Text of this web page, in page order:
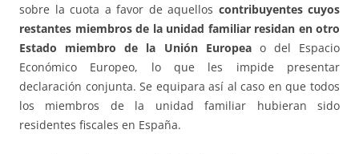
sobre la cuota a favor de aquellos contribuyentes cuyos
restantes miembros de la unidad familiar residan en otro
Estado miembro de la Unión Europeao del Espacio
Económico Europeo, lo que les impide presentar
declaración conjunta. Se equipara así al caso en que todos
los miembros de la unidad familiar hubieran sido
residentes fiscales en España.